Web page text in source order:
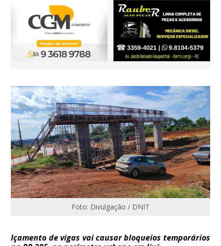
Foto: Divulgação / DNIT
Içamento de vigas vai causar bloqueios temporários